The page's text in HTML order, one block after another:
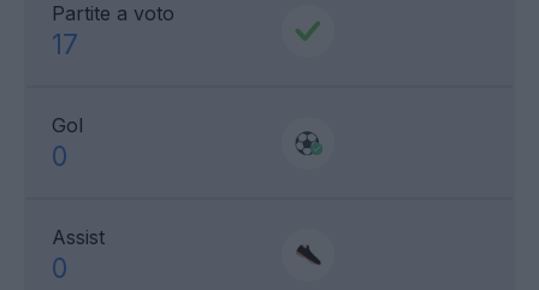
Partite a voto
17
Gol
0
Assist
0